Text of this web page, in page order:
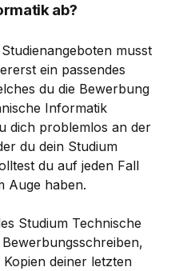
ab?
musst
ein passendes
du die Bewerbung
Informatik
dich problemlos an der
du dein Studium
du auf jeden Fall
Auge haben.
Studium Technische
deiner letzten